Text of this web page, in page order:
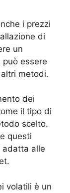
i prezzi
di
un
essere
metodi.
dei
il tipo di
scelto.
questi
adatta alle
volatili è un